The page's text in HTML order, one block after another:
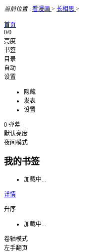
当前位置: 看漫画 > 长相思 >
首页
0/0
亮度
书签
目录
自动
设置
隐藏
发表
设置
0 弹幕
默认亮度
夜间模式
我的书签
加载中...
详情
升序
加载中...
卷轴模式
左手翻页